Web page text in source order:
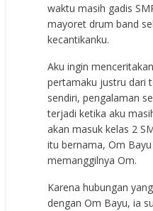
waktu masih gadis
mayoret drum band
kecantikanku.
Aku ingin
pertamaku justru dari
sendiri, pengalaman
terjadi ketika aku
akan masuk kelas 2
itu bernama, Om
memanggilnya Om.
Karena hubungan
dengan Om Bayu, ia